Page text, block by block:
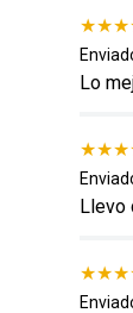
★★★
Lo
★★★
Llevo
★★★